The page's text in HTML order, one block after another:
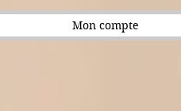
Mon compte